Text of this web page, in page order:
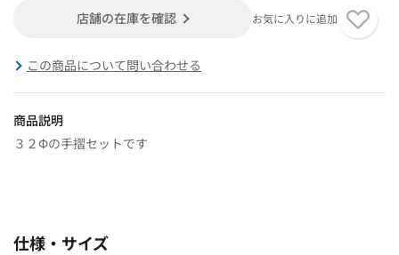
店舗の在庫を確認 お気に入りに追加
この商品について問い合わせる
商品説明
３２Φの手摺セットです
仕様・サイズ